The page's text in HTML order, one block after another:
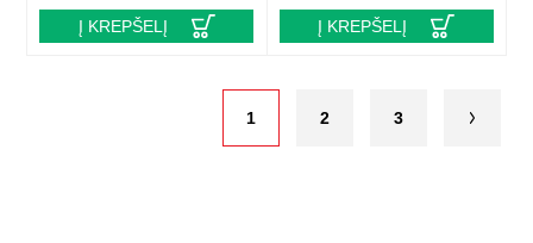
Į KREPŠELĮ Į KREPŠELĮ
1 2 3